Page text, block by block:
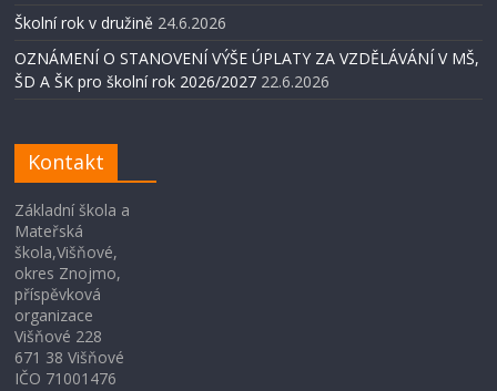
Školní rok v družině 24.6.2026
OZNÁMENÍ O STANOVENÍ VÝŠE ÚPLATY ZA VZDĚLÁVÁNÍ V MŠ,
ŠD A ŠK pro školní rok 2026/2027 22.6.2026
Kontakt
Základní škola a
Mateřská
škola,Višňové,
okres Znojmo,
příspěvková
organizace
Višňové 228
671 38 Višňové
IČO 71001476